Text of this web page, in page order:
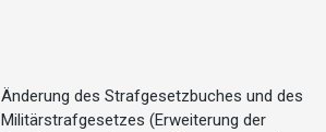
Änderung des Strafgesetzbuches und des
Militärstrafgesetzes (Erweiterung der